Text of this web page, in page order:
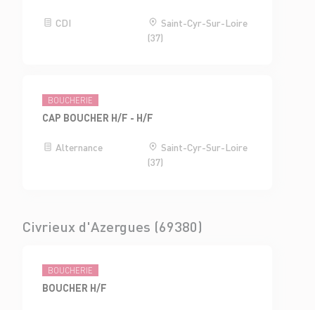
CDI
Saint-Cyr-Sur-Loire
(37)
BOUCHERIE
CAP BOUCHER H/F - H/F
Alternance
Saint-Cyr-Sur-Loire
(37)
Civrieux d'Azergues (69380)
BOUCHERIE
BOUCHER H/F